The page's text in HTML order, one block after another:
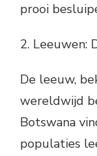
prooi
2. Leeuwen:
De leeuw,
wereldwijd
Botswana
populaties